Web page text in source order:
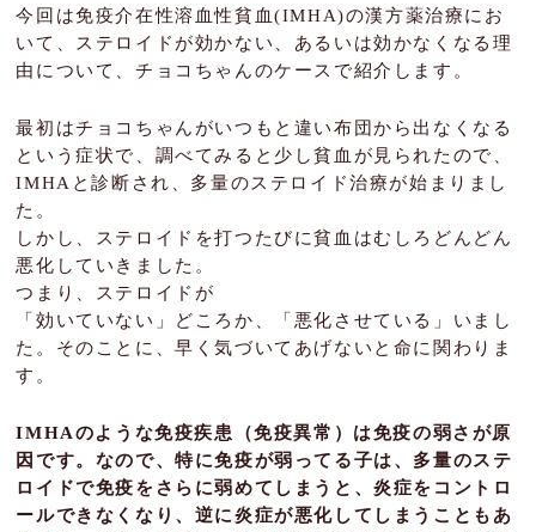
よくあるご質問
ブログ
治療例
患者様の声
お問い合わせ
JP EN
今回は免疫介在性溶血性貧血(IMHA)の漢方薬治療にお
いて、ステロイドが効かない、あるいは効かなくなる理
由について、チョコちゃんのケースで紹介します。
最初はチョコちゃんがいつもと違い布団から出なくなる
という症状で、調べてみると少し貧血が見られたので、
IMHAと診断され、多量のステロイド治療が始まりまし
た。
しかし、ステロイドを打つたびに貧血はむしろどんどん
悪化していきました。
つまり、ステロイドが
「効いていない」どころか、「悪化させている」いまし
た。そのことに、早く気づいてあげないと命に関わりま
す。
IMHAのような免疫疾患（免疫異常）は免疫の弱さが原
因です。なので、特に免疫が弱ってる子は、多量のステ
ロイドで免疫をさらに弱めてしまうと、炎症をコントロ
ールできなくなり、逆に炎症が悪化してしまうこともあ